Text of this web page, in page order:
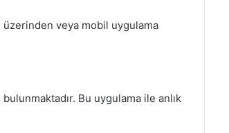
üzerinden veya mobil uygulama
Bu uygulama ile anlık